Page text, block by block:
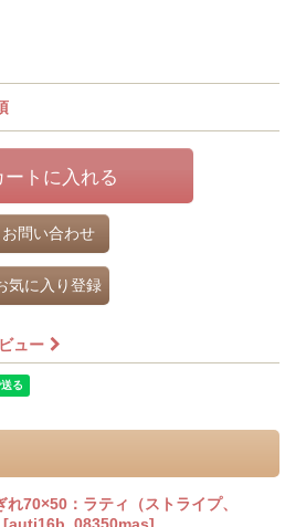
ートに入れる
お問い合わせ
気に入り登録
ュー
れ70×50：ラティ（ストライプ、